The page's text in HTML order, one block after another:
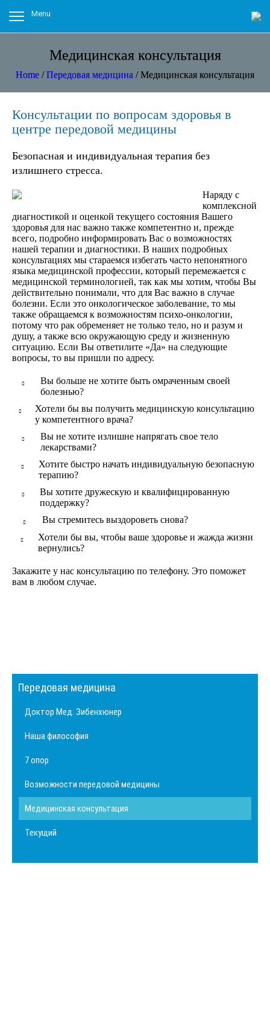
Медицинская консультация
Home /Передовая медицина /Медицинская консультация
Консультации по вопросам здоровья в
центре передовой медицины
Безопасная и индивидуальная терапия без
излишнего стресса.
Наряду с
комплексной
диагностикой и оценкой текущего состояния Вашего
здоровья для нас важно также компетентно и, прежде
всего, подробно информировать Вас о возможностях
нашей терапии и диагностики. В наших подробных
консультациях мы стараемся избегать часто непонятного
языка медицинской профессии, который перемежается с
медицинской терминологией, так как мы хотим, чтобы Вы
действительно понимали, что для Вас важно в случае
болезни. Если это онкологическое заболевание, то мы
также обращаемся к возможностям психо-онкологии,
потому что рак обременяет не только тело, но и разум и
душу, а также всю окружающую среду и жизненную
ситуацию. Если Вы ответилите «Да» на следующие
вопросы, то вы пришли по адресу.
Вы больше не хотите быть омраченным своей
болезнью?
Хотели бы вы получить медицинскую консультацию
у компетентного врача?
Вы не хотите излишне напрягать свое тело
лекарствами?
Хотите быстро начать индивидуальную безопасную
терапию?
Вы хотите дружескую и квалифицированную
поддержку?
Вы стремитесь выздороветь снова?
Хотели бы вы, чтобы ваше здоровье и жажда жизни
вернулись?
Закажите у нас консультацию по телефону. Это поможет
вам в любом случае.
Передовая медицина
Доктор Мед. Зибенхюнер
Наша философия
7 опор
Возможности передовой медицины
Медицинская консультация
Текущий
Menu